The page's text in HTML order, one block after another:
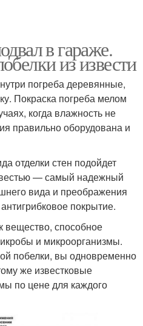
в гараже.
из извести
погреба деревянные,
Покраска погреба мелом
когда влажность не
правильно оборудована и
отделки стен подойдет
— самый надежный
вида и преображения
покрытие.
вещество, способное
и микроорганизмы.
побелки, вы одновременно
же известковые
по цене для каждого